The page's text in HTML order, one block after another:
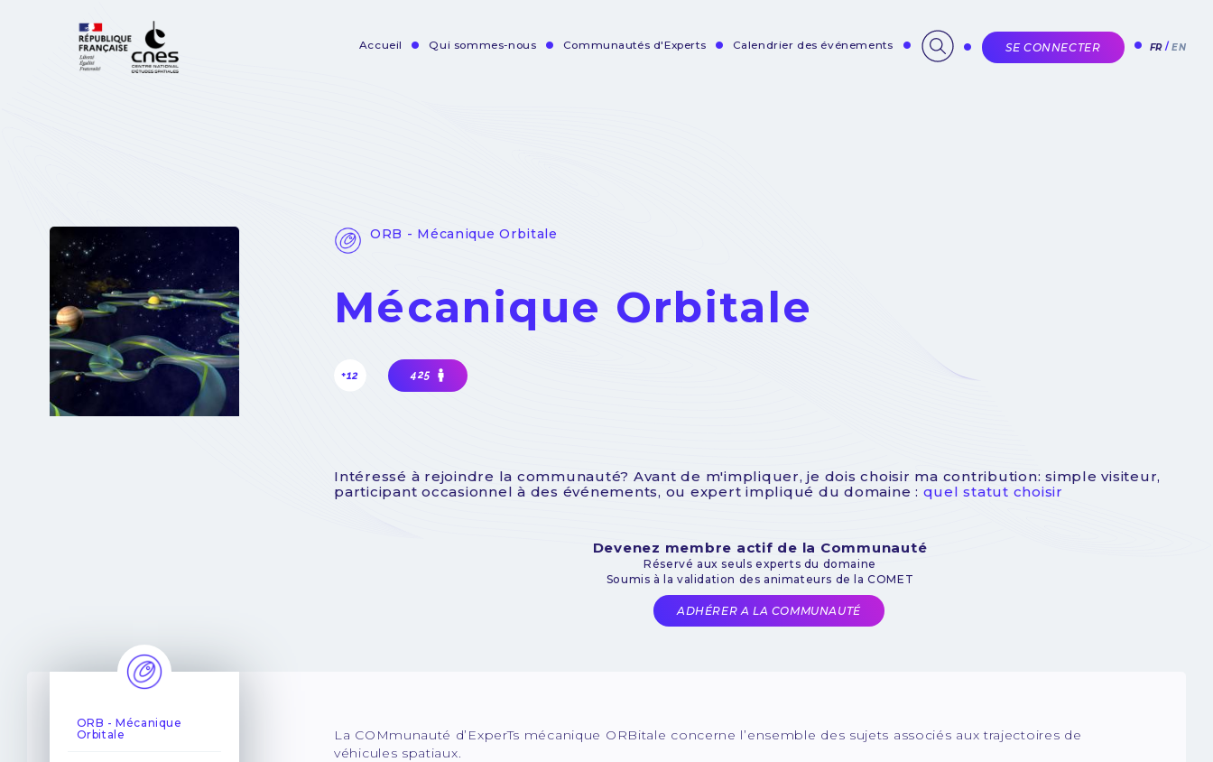
Accueil Qui sommes-nous Communautés d'Experts Calendrier des événements SE CONNECTER FR EN
ORB - Mécanique Orbitale
Mécanique Orbitale
+12 425
Intéressé à rejoindre la communauté? Avant de m'impliquer, je dois choisir ma contribution: simple visiteur,
participant occasionnel à des événements, ou expert impliqué du domaine : quel statut choisir
Devenez membre actif de la Communauté
Réservé aux seuls experts du domaine
Soumis à la validation des animateurs de la COMET
ADHÉRER A LA COMMUNAUTÉ
ORB - Mécanique
Orbitale
La COMmunauté d’ExperTs mécanique ORBitale concerne l’ensemble des sujets associés aux trajectoires de
véhicules spatiaux.